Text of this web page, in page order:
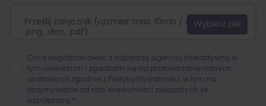
Prześlij załącznik (rozmiar max. 10mb / format:.jpg,
.png, .doc, .pdf)
Chcę współpracować z najlepszą agencją interaktywną w
tym uniwersum i zgadzam się na przetwarzanie danych
osobowych zgodnie z Polityką Prywatności , w tym na
otrzymywanie od nas wiadomości związanych ze
współpracą.*